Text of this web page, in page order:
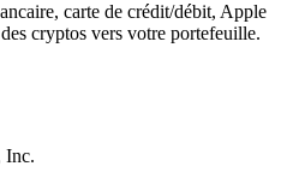
carte de crédit/débit, Apple
cryptos vers votre portefeuille.
Inc.